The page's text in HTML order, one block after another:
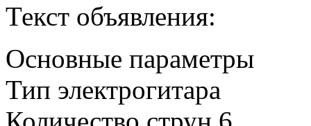
Текст объявления:
Основные параметры
Тип электрогитара